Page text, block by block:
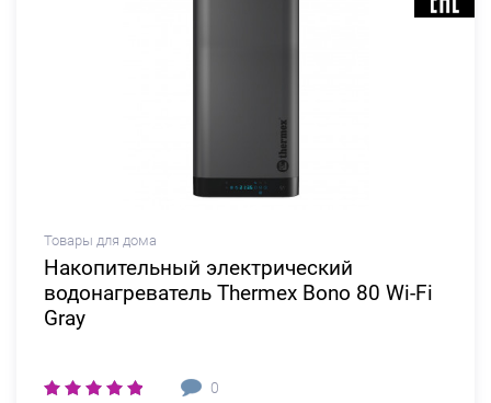
Товары для дома
Накопительный электрический
водонагреватель Thermex Bono 80 Wi-Fi
Gray
0